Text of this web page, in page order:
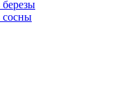
березы
сосны